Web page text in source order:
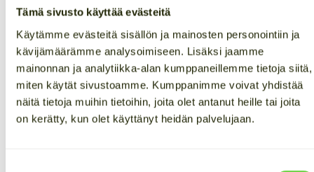
Tämä sivusto käyttää evästeitä
Käytämme evästeitä sisällön ja mainosten personointiin ja
kävijämäärämme analysoimiseen. Lisäksi jaamme
mainonnan ja analytiikka-alan kumppaneillemme tietoja siitä,
miten käytät sivustoamme. Kumppanimme voivat yhdistää
näitä tietoja muihin tietoihin, joita olet antanut heille tai joita
on kerätty, kun olet käyttänyt heidän palvelujaan.
Lisää tuottavia neliöitä – vai
tuottavampi sähköliittymä?